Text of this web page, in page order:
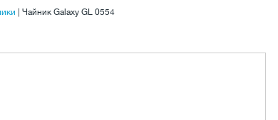
Чайник Galaxy GL 0554